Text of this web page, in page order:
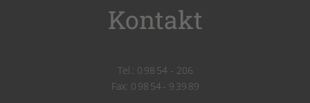
Kontakt
Tel.: 0 98 54 - 206
Fax: 0 98 54 - 9 39 89